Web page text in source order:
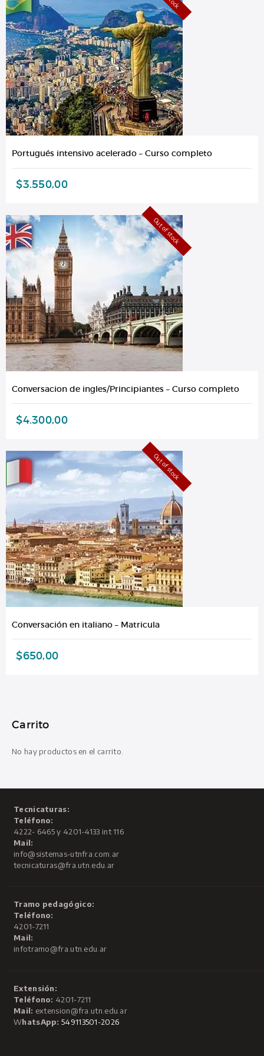
Portugués intensivo acelerado – Curso completo
$3.550,00
Out of stock
Conversacion de ingles/Principiantes – Curso completo
$4.300,00
Out of stock
Conversación en italiano – Matricula
$650,00
Carrito
No hay productos en el carrito.
Tecnicaturas:
Teléfono:
4222- 6465 y 4201-4133 int 116
Mail:
info@sistemas-utnfra.com.ar
tecnicaturas@fra.utn.edu.ar
Tramo pedagógico:
Teléfono:
4201-7211
Mail:
infotramo@fra.utn.edu.ar
Extensión:
Teléfono: 4201-7211
Mail: extension@fra.utn.edu.ar
WhatsApp: 549113501-2026